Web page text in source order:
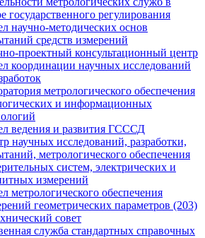
государственного регулирования
научно-методических основ
средств измерений
проектный консультационный центр
координации научных исследований
метрологического обеспечения
и информационных
ведения и развития ГСССД
научных исследований, разработки,
метрологического обеспечения
систем, электрических и
измерений
метрологического обеспечения
геометрических параметров (203)
совет
служба стандартных справочных